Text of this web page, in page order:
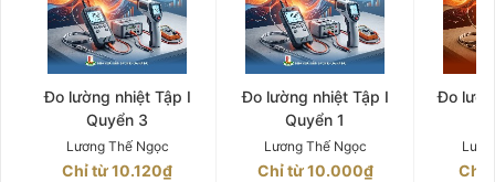
Đo lường nhiệt Tập I
Quyển 3
Lương Thế Ngọc
Chỉ từ 10.120₫
Đo lường nhiệt Tập I
Quyển 1
Lương Thế Ngọc
Chỉ từ 10.000₫
Đo
Chỉ